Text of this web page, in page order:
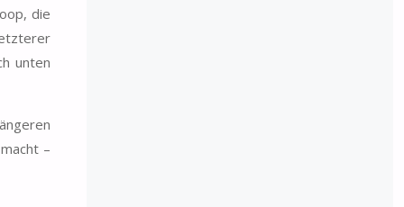
die
unten
–